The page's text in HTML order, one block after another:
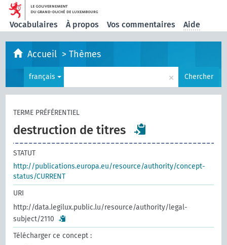
Vocabulaires À propos Vos commentaires Aide
Accueil >Thèmes
français × Chercher
TERME PRÉFÉRENTIEL
destruction de titres
STATUT
http://publications.europa.eu/resource/authority/concept-
status/CURRENT
URI
http://data.legilux.public.lu/resource/authority/legal-
subject/2110
Télécharger ce concept :